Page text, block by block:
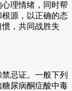
理情绪，同时帮
源，以正确的态
，共同战胜失
忌证。一般下列
尿病酮症酸中毒